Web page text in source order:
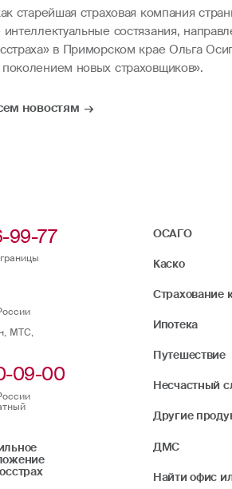
старейшая страховая компания
состязания,
в Приморском крае Ольга
новых страховщиков».
новостям
99-77
МТС,
09-00
ОСАГО
Каско
Страхование
Ипотека
Путешествие
Несчастный
Другие
ДМС
Найти офис